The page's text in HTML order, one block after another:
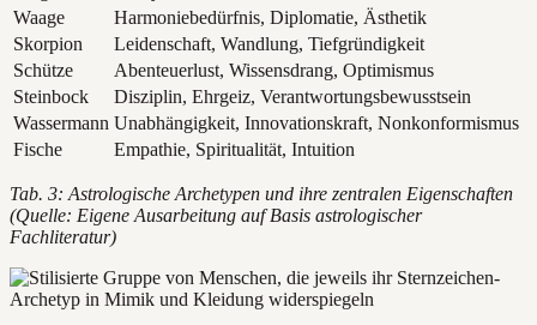
Waage
Harmoniebedürfnis, Diplomatie, Ästhetik
Skorpion
Leidenschaft, Wandlung, Tiefgründigkeit
Schütze
Abenteuerlust, Wissensdrang, Optimismus
Steinbock
Disziplin, Ehrgeiz, Verantwortungsbewusstsein
Wassermann Unabhängigkeit, Innovationskraft, Nonkonformismus
Fische
Empathie, Spiritualität, Intuition
Tab. 3: Astrologische Archetypen und ihre zentralen Eigenschaften
(Quelle: Eigene Ausarbeitung auf Basis astrologischer
Fachliteratur)